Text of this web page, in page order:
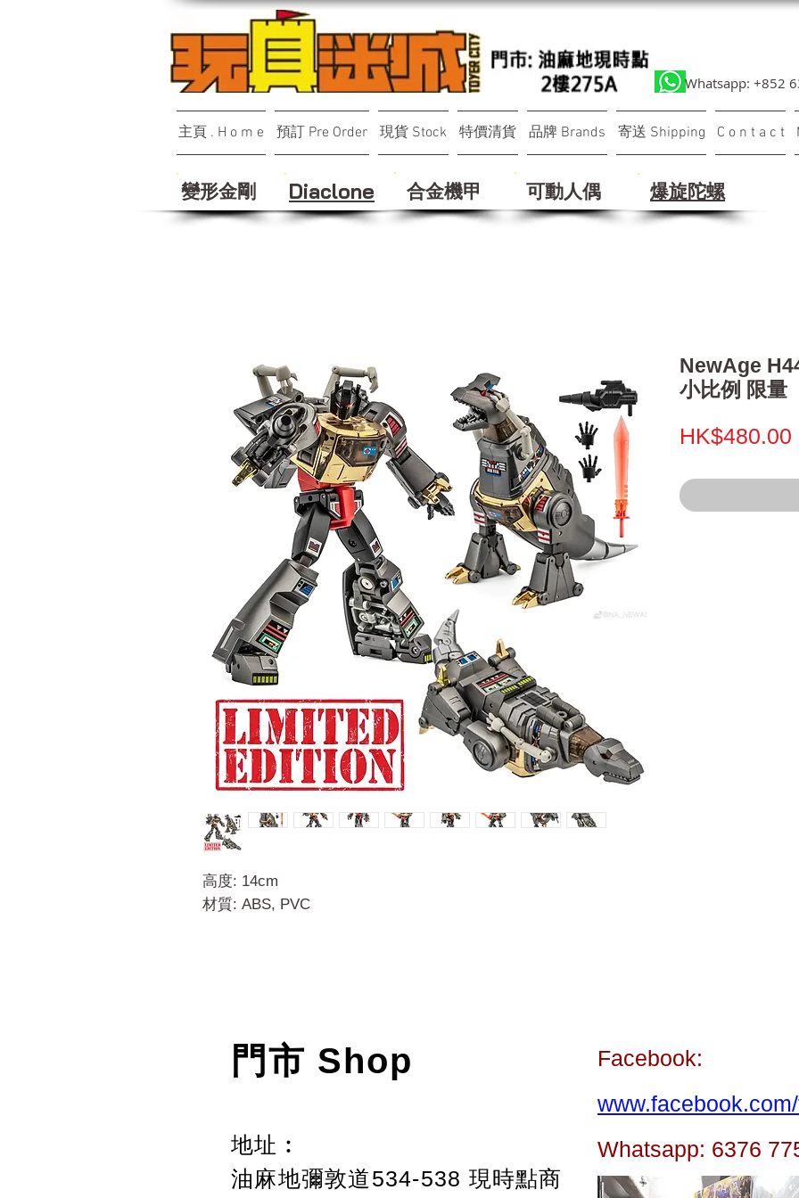
Whatsapp: +852
主頁 . H o m e 預訂 Pre Order 現貨 Stock 特價清貨 品牌 Brands 寄送 Shipping C o n t a c t
變形金剛 Diaclone 合金機甲 可動人偶 ​爆旋陀螺
高度: 14cm
材質: ABS, PVC
NewAge
小比例 限量
HK$480.00
門市 Shop
地址︰
油麻地彌敦道534-538 現時點商
Facebook:
Whatsapp: 6376